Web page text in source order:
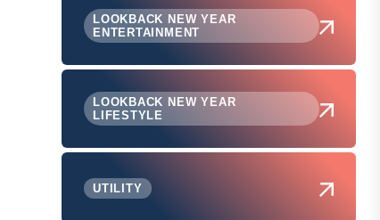
LOOKBACK NEW YEAR
ENTERTAINMENT
LOOKBACK NEW YEAR
LIFESTYLE
UTILITY